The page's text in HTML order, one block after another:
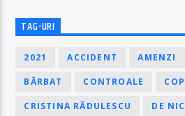
TAG-URI
2021 ACCIDENT AMENZI
BĂRBAT CONTROALE
CRISTINA RĂDULESCU DE